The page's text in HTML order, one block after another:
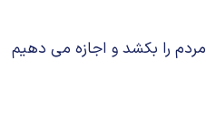
را بکشد و اجازه می دهیم